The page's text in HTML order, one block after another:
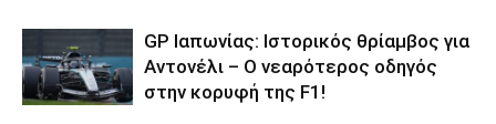
GP Ιαπωνίας: Ιστορικός θρίαμβος για
Αντονέλι – Ο νεαρότερος οδηγός
στην κορυφή της F1!